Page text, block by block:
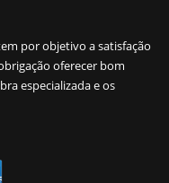
por objetivo a satisfação
oferecer bom
especializada e os